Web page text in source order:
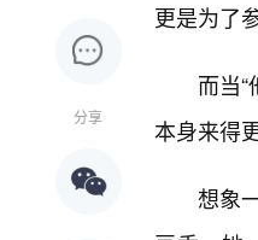
分享
更是为了
而当
本身来得
想象